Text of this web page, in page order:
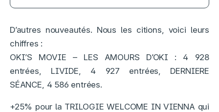
D’autres nouveautés. Nous les citions, voici leurs
chiffres :
OKI’S MOVIE – LES AMOURS D’OKI : 4 928
entrées, LIVIDE, 4 927 entrées, DERNIERE
SÉANCE, 4 586 entrées.
+25% pour la TRILOGIE WELCOME IN VIENNA qui